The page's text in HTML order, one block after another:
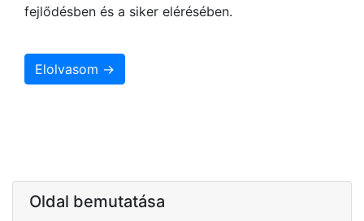
fejlődésben és a siker elérésében.
Elolvasom →
Oldal bemutatása